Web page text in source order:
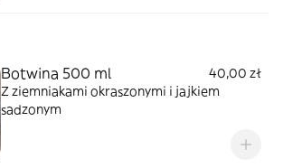
Botwina 500 ml
40,00 zł
Z ziemniakami okraszonymi i jajkiem
sadzonym